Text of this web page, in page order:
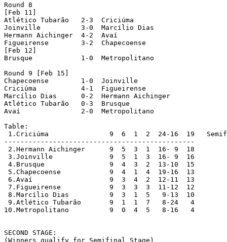
Round 8
[Feb 11]
Atlético Tubarão   2-3  Criciúma
Joinville	   3-0  Marcílio Dias
Hermann Aichinger  4-2  Avaí
Figueirense	   3-2  Chapecoense
[Feb 12]
Brusque		   1-0  Metropolitano
Round 9 [Feb 15]
Chapecoense	   1-0  Joinville
Criciúma	   4-1  Figueirense
Marcílio Dias	   0-2  Hermann Aichinger
Atlético Tubarão   0-3  Brusque
Avaí		   2-0  Metropolitano
Table:
1.Criciúma		  9  6  1  2  24-16  19   Semifinalists; +1 bp
-----------------------------------------------
2.Hermann Aichinger  	  9  5  3  1  16- 9  18
3.Joinville		  9  5  1  3  16- 9  16
4.Brusque		  9  4  3  2  13-10  15
5.Chapecoense		  9  4  1  4  19-16  13
6.Avaí			  9  3  4  2  12-11  13
7.Figueirense	 	  9  3  3  3  11-12  12
8.Marcílio Dias	  9  3  1  5   9-13  10
9.Atlético Tubarão	  9  1  1  7   8-24   4
10.Metropolitano	  9  0  4  5   8-16   4
SECOND STAGE: